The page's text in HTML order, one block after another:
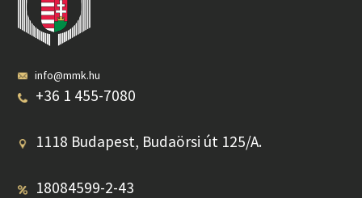
info@mmk.hu
+36 1 455-7080
1118 Budapest, Budaörsi út 125/A.
18084599-2-43